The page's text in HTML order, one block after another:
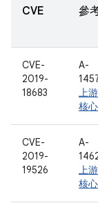
CVE 參
CVE-
2019-
18683
A-
上
核心
CVE-
2019-
19526
A-
上
核心